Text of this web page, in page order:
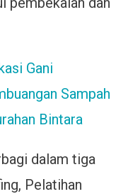
Gani
Sampah
Bintara
dalam tiga
Pelatihan